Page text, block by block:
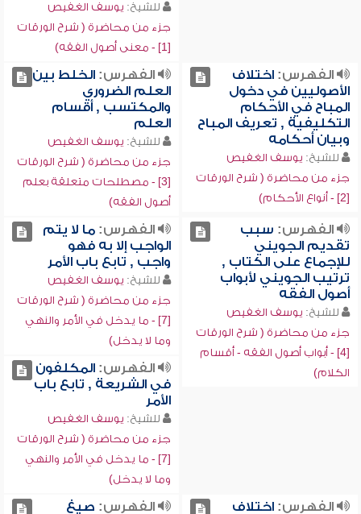
للشيخ: يوسف الغفيص
جزء من محاضرة ( شرح الورقات
[1] - معنى أصول الفقه)
الفهرس:اختلاف
الأصوليين في دخول
المباح في الأحكام
التكليفية , تعريف المباح
وبيان أحكامه
للشيخ: يوسف الغفيص
جزء من محاضرة ( شرح الورقات
[2] - أنواع الأحكام)
الفهرس:الخلط بين
العلم الضروري
والمكتسب , أقسام
العلم
للشيخ: يوسف الغفيص
جزء من محاضرة ( شرح الورقات
[3] - مصطلحات متعلقة بعلم
أصول الفقه)
الفهرس: سبب
تقديم الجويني
للإجماع على الكتاب ,
ترتيب الجويني لأبواب
أصول الفقه
للشيخ: يوسف الغفيص
جزء من محاضرة ( شرح الورقات
[4] - أبواب أصول الفقه - أقسام
الكلام)
الفهرس:ما لا يتم
الواجب إلا به فهو
واجب , تابع باب الأمر
للشيخ: يوسف الغفيص
جزء من محاضرة ( شرح الورقات
[7] - ما يدخل في الأمر والنهي
وما لا يدخل)
الفهرس:المكلفون
في الشريعة , تابع باب
الأمر
للشيخ: يوسف الغفيص
جزء من محاضرة ( شرح الورقات
[7] - ما يدخل في الأمر والنهي
وما لا يدخل)
الفهرس:اختلاف الفهرس: صيغ